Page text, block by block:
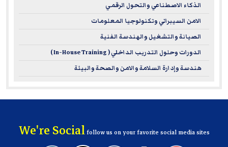
الذكاء الاصطناعي والتحول الرقمي
الامن السيبراني وتكنولوجيا المعلومات
الصيانة والتشغيل والهندسة الفنية
الدورات وحلول التدريب الداخلي ( In-House Training )
هندسة وإدارة السلامة والامن والصحة والبيئة
We're Socialfollow us on your favorite social media sites